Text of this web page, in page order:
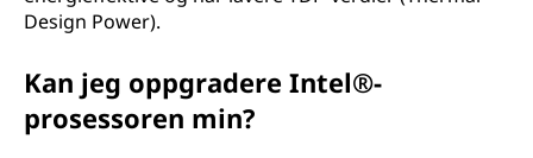
Design Power).
Kan jeg oppgradere Intel®-
prosessoren min?